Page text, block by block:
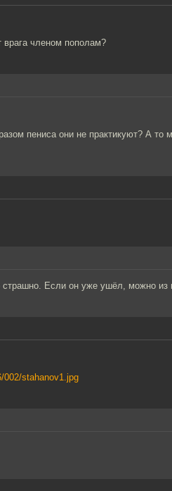
членом пополам?
пениса они не практикуют? А то
страшно. Если он уже ушёл, можно из
002/stahanov1.jpg